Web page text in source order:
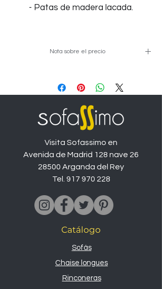
- Patas de madera lacada.
Nota sobre el precio
275cm y tapizado promo, las
diferentes medidas y tapizados
variarán el precio.
Visita Sofassimo en
Avenida de Madrid 128 nave 26
28500 Arganda del Rey
Tel. 917 970 228
Catálogo
Sofás
Chaise longues
Rinconeras